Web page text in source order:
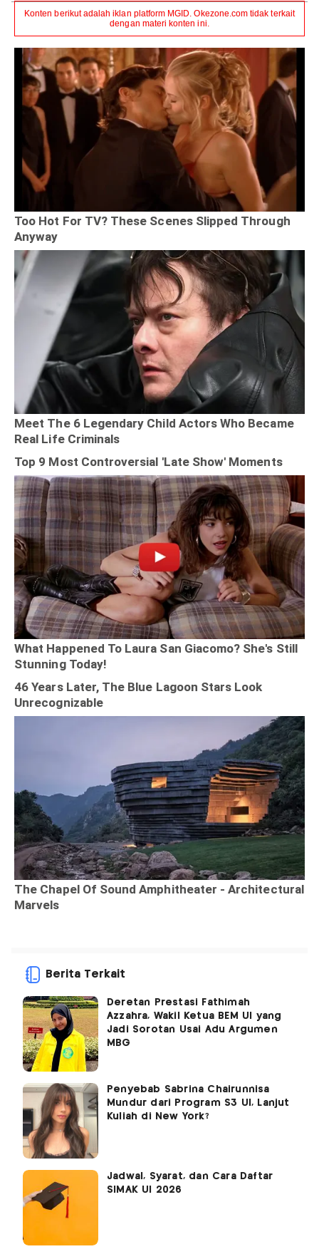
Berita Terkait
Deretan Prestasi Fathimah
Azzahra, Wakil Ketua BEM UI yang
Jadi Sorotan Usai Adu Argumen
MBG
Penyebab Sabrina Chairunnisa
Mundur dari Program S3 UI, Lanjut
Kuliah di New York?
Jadwal, Syarat, dan Cara Daftar
SIMAK UI 2026